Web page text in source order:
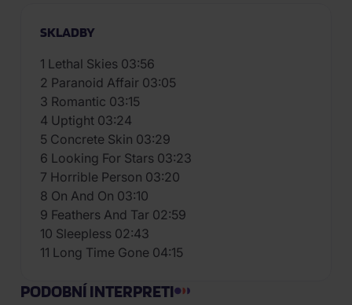
SKLADBY
1 Lethal Skies 03:56
2 Paranoid Affair 03:05
3 Romantic 03:15
4 Uptight 03:24
5 Concrete Skin 03:29
6 Looking For Stars 03:23
7 Horrible Person 03:20
8 On And On 03:10
9 Feathers And Tar 02:59
10 Sleepless 02:43
11 Long Time Gone 04:15
PODOBNÍ INTERPRETI